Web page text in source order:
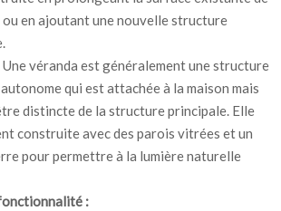
ou en ajoutant une nouvelle structure
Une véranda est généralement une structure
qui est attachée à la maison mais
distincte de la structure principale. Elle
construite avec des parois vitrées et un
pour permettre à la lumière naturelle
: